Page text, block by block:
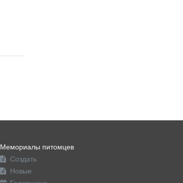
Мемориалы питомцев
Создать
Новые